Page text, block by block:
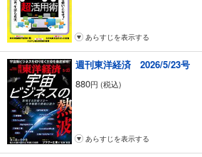
あらすじを表示する
週刊東洋経済 2026/5/23号
880円 (税込)
あらすじを表示する